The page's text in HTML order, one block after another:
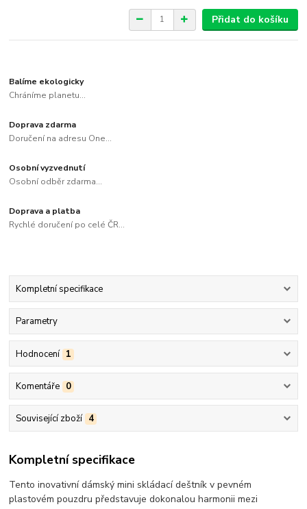
Přidat do košíku
Balíme ekologicky
Chráníme planetu...
Doprava zdarma
Doručení na adresu One...
Osobní vyzvednutí
Osobní odběr zdarma...
Doprava a platba
Rychlé doručení po celé ČR...
Kompletní specifikace
Parametry
Hodnocení 1
Komentáře 0
Související zboží 4
Kompletní specifikace
Tento inovativní dámský mini skládací deštník v pevném
plastovém pouzdru představuje dokonalou harmonii mezi